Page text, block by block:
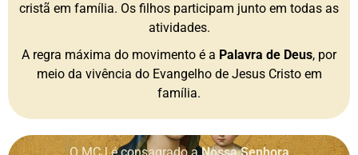
cristã em família. Os filhos participam junto em todas as
atividades.
A regra máxima do movimento é a Palavra de Deus, por
meio da vivência do Evangelho de Jesus Cristo em
família.